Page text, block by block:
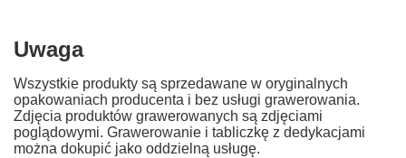
Uwaga
Wszystkie produkty są sprzedawane w oryginalnych
opakowaniach producenta i bez usługi grawerowania.
Zdjęcia produktów grawerowanych są zdjęciami
poglądowymi. Grawerowanie i tabliczkę z dedykacjami
można dokupić jako oddzielną usługę.